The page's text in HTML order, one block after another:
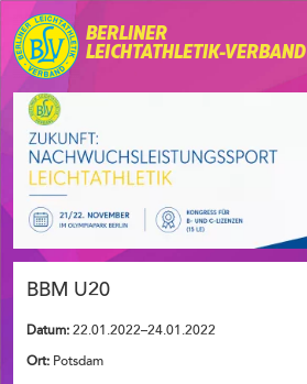
BERLINER
LEICHTATHLETIK-VERBAND
BBM U20
Datum: 22.01.2022–24.01.2022
Ort: Potsdam